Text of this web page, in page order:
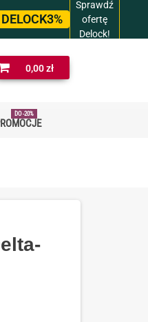
DELOCK3%
Sprawdź
ofertę
Delock!
0,00 zł
DO -20%